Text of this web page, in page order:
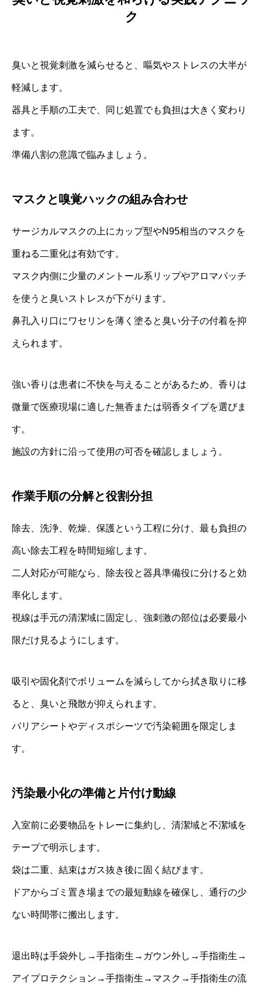
ク
臭いと視覚刺激を減らせると、嘔気やストレスの大半が
軽減します。
器具と手順の工夫で、同じ処置でも負担は大きく変わり
ます。
準備八割の意識で臨みましょう。
マスクと嗅覚ハックの組み合わせ
サージカルマスクの上にカップ型やN95相当のマスクを
重ねる二重化は有効です。
マスク内側に少量のメントール系リップやアロマパッチ
を使うと臭いストレスが下がります。
鼻孔入り口にワセリンを薄く塗ると臭い分子の付着を抑
えられます。
強い香りは患者に不快を与えることがあるため、香りは
微量で医療現場に適した無香または弱香タイプを選びま
す。
施設の方針に沿って使用の可否を確認しましょう。
作業手順の分解と役割分担
除去、洗浄、乾燥、保護という工程に分け、最も負担の
高い除去工程を時間短縮します。
二人対応が可能なら、除去役と器具準備役に分けると効
率化します。
視線は手元の清潔域に固定し、強刺激の部位は必要最小
限だけ見るようにします。
吸引や固化剤でボリュームを減らしてから拭き取りに移
ると、臭いと飛散が抑えられます。
バリアシートやディスポシーツで汚染範囲を限定しま
す。
汚染最小化の準備と片付け動線
入室前に必要物品をトレーに集約し、清潔域と不潔域を
テープで明示します。
袋は二重、結束はガス抜き後に固く結びます。
ドアからゴミ置き場までの最短動線を確保し、通行の少
ない時間帯に搬出します。
退出時は手袋外し→手指衛生→ガウン外し→手指衛生→
アイプロテクション→手指衛生→マスク→手指衛生の流